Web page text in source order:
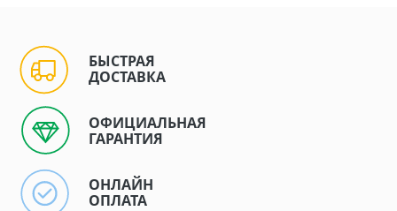
БЫСТРАЯ
ДОСТАВКА
ОФИЦИАЛЬНАЯ
ГАРАНТИЯ
ОНЛАЙН
ОПЛАТА